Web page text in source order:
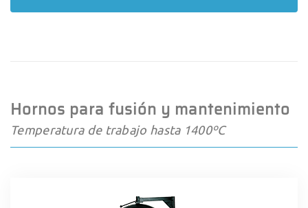
Hornos para fusión y mantenimiento
Temperatura de trabajo hasta 1400ºC